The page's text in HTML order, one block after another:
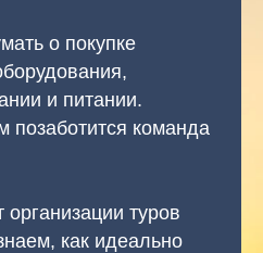
о покупке
и питании.
позаботится команда
туров
как идеально